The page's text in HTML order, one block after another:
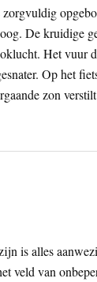
De kruidige
Het
Op het
zon
is alles
veld van